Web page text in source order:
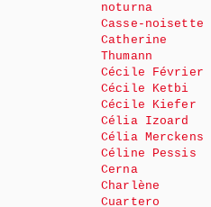
noturna
Casse-noisette
Catherine
Thumann
Cécile Février
Cécile Ketbi
Cécile Kiefer
Célia Izoard
Célia Merckens
Céline Pessis
Cerna
Charlène
Cuartero